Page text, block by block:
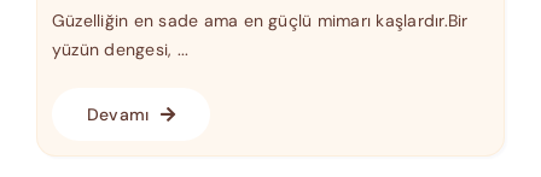
Güzelliğin en sade ama en güçlü mimarı kaşlardır.Bir
yüzün dengesi, ...
Devamı